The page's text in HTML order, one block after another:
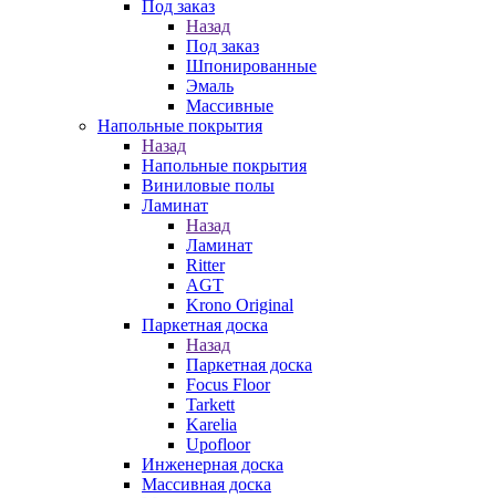
Под заказ
Назад
Под заказ
Шпонированные
Эмаль
Массивные
Напольные покрытия
Назад
Напольные покрытия
Виниловые полы
Ламинат
Назад
Ламинат
Ritter
AGT
Krono Original
Паркетная доска
Назад
Паркетная доска
Focus Floor
Tarkett
Karelia
Upofloor
Инженерная доска
Массивная доска